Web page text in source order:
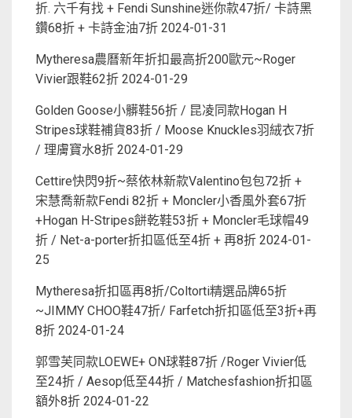
折. 六千有找 + Fendi Sunshine迷你款47折/ 卡詩黑
鑽68折 + 卡詩金油7折 2024-01-31
Mytheresa農曆新年折扣最高折200歐元~Roger
Vivier跟鞋62折 2024-01-29
Golden Goose小髒鞋56折 / 昆凌同款Hogan H
Stripes球鞋補貨83折 / Moose Knuckles羽絨衣7折
/ 理膚寶水8折 2024-01-29
Cettire快閃9折~蔡依林新款Valentino包包72折 +
宋慧喬新款Fendi 82折 + Moncler小香風外套67折
+Hogan H-Stripes餅乾鞋53折 + Moncler毛球帽49
折 / Net-a-porter折扣區低至4折 + 再8折 2024-01-
25
Mytheresa折扣區再8折/Coltorti精選品牌65折
~JIMMY CHOO鞋47折/ Farfetch折扣區低至3折+再
8折 2024-01-24
郭雪芙同款LOEWE+ ON球鞋87折 /Roger Vivier低
至24折 / Aesop低至44折 / Matchesfashion折扣區
額外8折 2024-01-22